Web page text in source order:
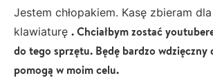
Jestem chłopakiem. Kasę zbieram
klawiaturę . Chciałbym zostać
do tego sprzętu. Będę bardzo wdzięczny
pomogą w moim celu.